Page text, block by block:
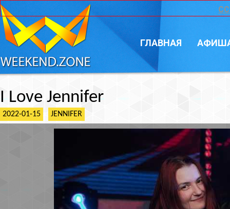
ГЛАВНАЯ
I Love Jennifer
2022-01-15 JENNIFER